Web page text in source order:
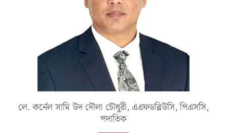
লে. কর্নেল সামি উদ দৌলা চৌধুরী, এএফডব্লিউসি, পিএসসি,
পদাতিক